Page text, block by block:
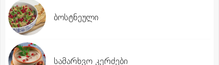
ბოსტნეული
სამარხვო კერძები